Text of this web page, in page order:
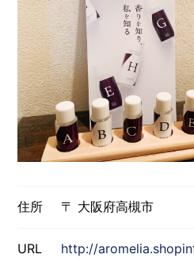
住所 〒 大阪府高槻市
URL http://